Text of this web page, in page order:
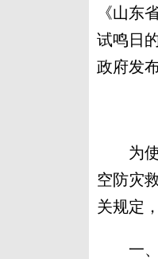
《山东
试鸣日
政府发
为使
空防灾
关规定
一、